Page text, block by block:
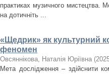
практиках музичного мистецтва.
на дотичніть ...
«Щедрик» як культурний
феномен
Овсяннікова, Наталія Юріївна (
Мета дослідження – здійснити